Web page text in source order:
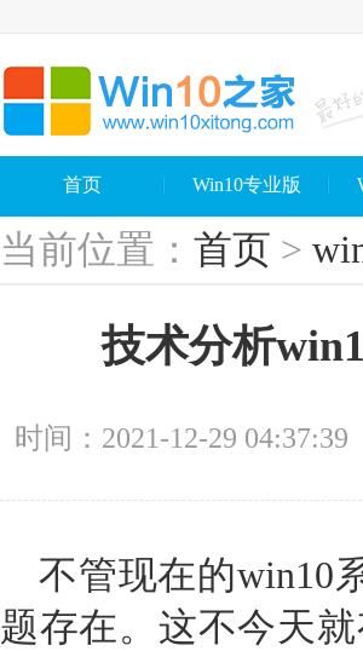
首页 Win10专业版
当前位置： 首页 >
技术分析
时间：2021-12-29 04:37:39
不管现在的win10
题存在。这不今天